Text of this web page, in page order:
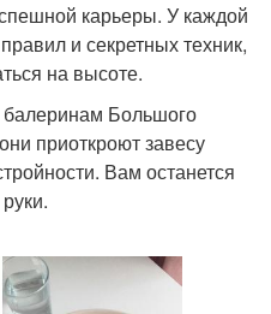
карьеры. У каждой
и секретных техник,
на высоте.
балеринам Большого
приоткроют завесу
Вам останется